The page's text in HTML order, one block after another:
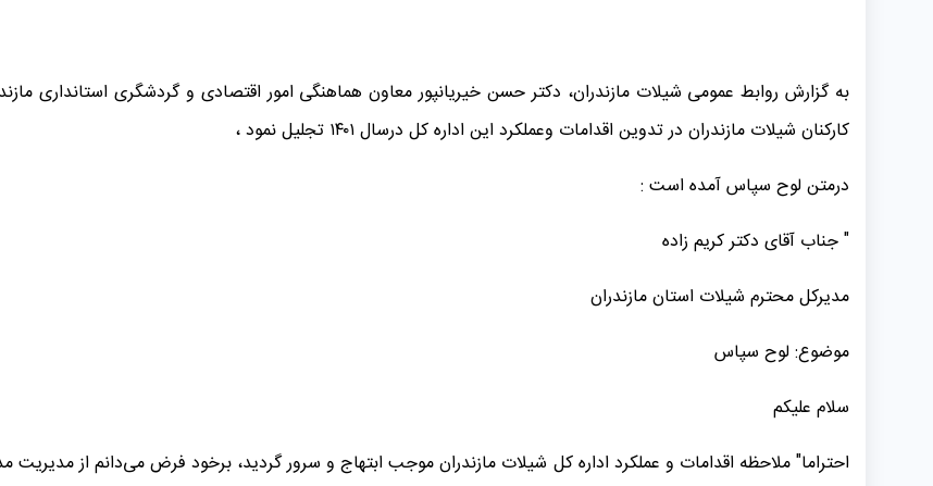
به گزارش روابط عمومی شیلات مازندران، دکتر حسن خیریانپور معاون هماهنگی امور اقتصادی و گردشگری استانداری
کارکنان شیلات مازندران در تدوین اقدامات وعملکرد این اداره کل درسال ۱۴۰۱ تجلیل نمود ،
درمتن لوح سپاس آمده است :
" جناب آقای دکتر کریم زاده
مدیرکل محترم شیلات استان مازندران
موضوع: لوح سپاس
سلام علیکم
احتراما" ملاحظه اقدامات و عملکرد اداره کل شیلات مازندران موجب ابتهاج و سرور گردید، برخود فرض می‌دانم از مدیریت